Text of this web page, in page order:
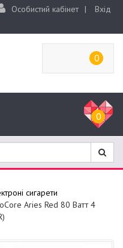
Особистий кабінет | Вхід
0
0
сигарети
Aries Red 80 Ватт 4